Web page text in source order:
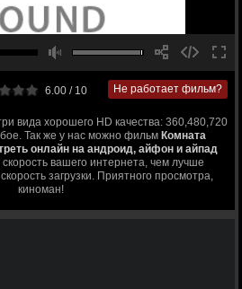
6.00/ 10 Не работает фильм?
вида хорошего HD качества: 360,480,720
Так же у нас можно фильм Комната
онлайн на андроид, айфон и айпад
вашего интернета, чем лучше
загрузки. Приятного просмотра,
киноман!